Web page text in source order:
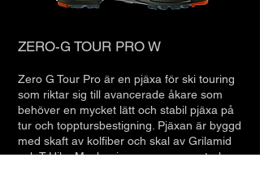
ZERO-G TOUR PRO W
Zero G Tour Pro är en pjäxa för ski touring
som riktar sig till avancerade åkare som
behöver en mycket lätt och stabil pjäxa på
tur och topptursbestigning. Pjäxan är byggd
med skaft av kolfiber och skal av Grilamid
och T-Hike Mechanism som ger en stark,